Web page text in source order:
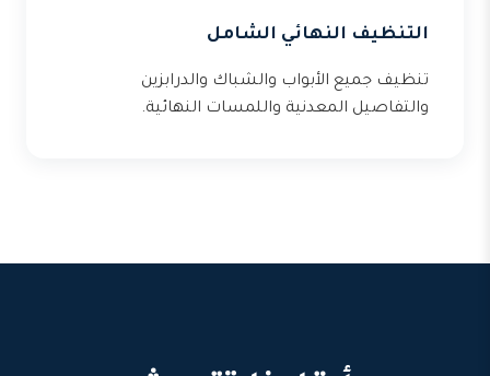
التنظيف النهائي الشامل
تنظيف جميع الأبواب والشباك والدرابزين
والتفاصيل المعدنية واللمسات النهائية.